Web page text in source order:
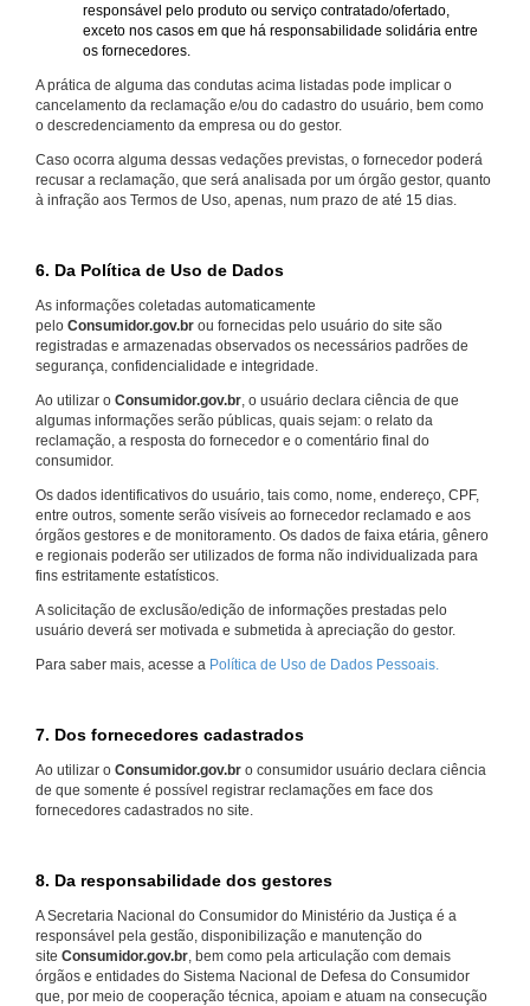
responsável pelo produto ou serviço contratado/ofertado,
exceto nos casos em que há responsabilidade solidária entre
os fornecedores.
A prática de alguma das condutas acima listadas pode implicar o
cancelamento da reclamação e/ou do cadastro do usuário, bem como
o descredenciamento da empresa ou do gestor.
Caso ocorra alguma dessas vedações previstas, o fornecedor poderá
recusar a reclamação, que será analisada por um órgão gestor, quanto
à infração aos Termos de Uso, apenas, num prazo de até 15 dias.
6. Da Política de Uso de Dados
As informações coletadas automaticamente
pelo Consumidor.gov.br ou fornecidas pelo usuário do site são
registradas e armazenadas observados os necessários padrões de
segurança, confidencialidade e integridade.
Ao utilizar o Consumidor.gov.br , o usuário declara ciência de que
algumas informações serão públicas, quais sejam: o relato da
reclamação, a resposta do fornecedor e o comentário final do
consumidor.
Os dados identificativos do usuário, tais como, nome, endereço, CPF,
entre outros, somente serão visíveis ao fornecedor reclamado e aos
órgãos gestores e de monitoramento. Os dados de faixa etária, gênero
e regionais poderão ser utilizados de forma não individualizada para
fins estritamente estatísticos.
A solicitação de exclusão/edição de informações prestadas pelo
usuário deverá ser motivada e submetida à apreciação do gestor.
Para saber mais, acesse a Política de Uso de Dados Pessoais.
7. Dos fornecedores cadastrados
Ao utilizar o Consumidor.gov.br o consumidor usuário declara ciência
de que somente é possível registrar reclamações em face dos
fornecedores cadastrados no site.
8. Da responsabilidade dos gestores
A Secretaria Nacional do Consumidor do Ministério da Justiça é a
responsável pela gestão, disponibilização e manutenção do
site Consumidor.gov.br, bem como pela articulação com demais
órgãos e entidades do Sistema Nacional de Defesa do Consumidor
que, por meio de cooperação técnica, apoiam e atuam na consecução